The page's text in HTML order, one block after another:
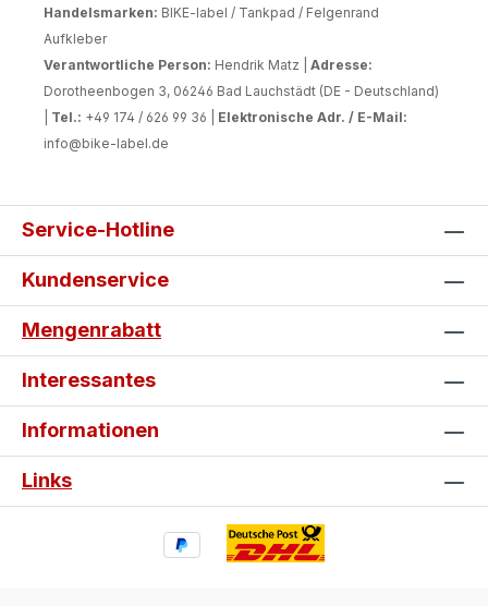
Handelsmarken: BIKE-label / Tankpad / Felgenrand
Aufkleber
Verantwortliche Person: Hendrik Matz | Adresse:
Dorotheenbogen 3, 06246 Bad Lauchstädt (DE - Deutschland)
Tel.: +49 174 / 626 99 36 | Elektronische Adr. / E-Mail:
info@bike-label.de
Service-Hotline
Kundenservice
Mengenrabatt
Interessantes
Informationen
Links